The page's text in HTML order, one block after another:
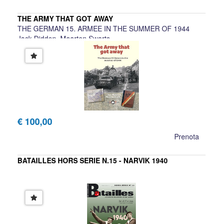
THE ARMY THAT GOT AWAY
THE GERMAN 15. ARMEE IN THE SUMMER OF 1944
Jack Didden, Maarten Swarts
€ 100,00
Prenota
BATAILLES HORS SERIE N.15 - NARVIK 1940